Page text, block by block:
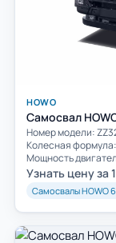
HOWO
Самосвал
Номер модели:
Колесная
Мощность
Узнать цену за
Самосвалы HOWO